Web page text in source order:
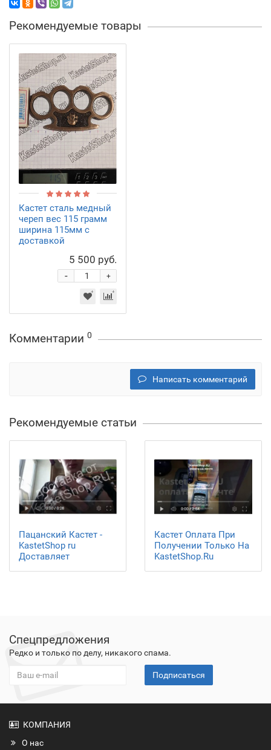
Рекомендуемые товары
Кастет сталь медный
череп вес 115 грамм
ширина 115мм с
доставкой
5 500 руб.
+
-
Комментарии 0
Написать комментарий
Рекомендуемые статьи
Пацанский Кастет -
KastetShop ru
Доставляет
Кастет Оплата При
Получении Только На
KastetShop.Ru
Спецпредложения
Редко и только по делу, никакого спама.
Подписаться
КОМПАНИЯ
О нас